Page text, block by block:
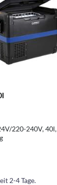
220-240V, 40l,
2-4 Tage.